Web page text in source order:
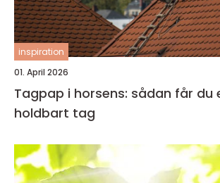
inspiration
01. April 2026
Tagpap i horsens: sådan får
holdbart tag